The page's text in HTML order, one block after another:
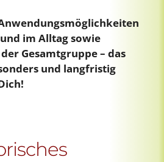
im Alltag sowie
Gesamtgruppe – das
und langfristig